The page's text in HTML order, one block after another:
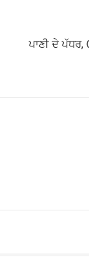
ਪਾਣੀ ਦੇ ਪੱਧਰ,